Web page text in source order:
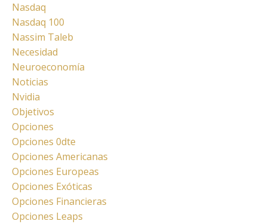
Nasdaq
Nasdaq 100
Nassim Taleb
Necesidad
Neuroeconomía
Noticias
Nvidia
Objetivos
Opciones
Opciones 0dte
Opciones Americanas
Opciones Europeas
Opciones Exóticas
Opciones Financieras
Opciones Leaps